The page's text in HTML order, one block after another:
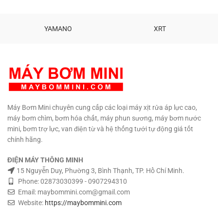
12V 2A trở lên. Bảo hành: 1
toàn và chất lượng.Hổ trợ kỹ
thuật vĩnh viễn. TƯ VẤN KỸ
THUẬT – MUA HÀNG
0907294310 – 02873030399
định độ an toàn, chất lượng sản
YAMANO XRT
Máy Bơm Mini chuyên cung cấp các loại máy xịt rửa áp lực cao,
máy bơm chìm, bơm hóa chất, máy phun sương, máy bơm nước
mini, bơm trợ lực, van điện từ và hệ thống tưới tự động giá tốt
chính hãng.
ĐIỆN MÁY THÔNG MINH
15 Nguyễn Duy, Phường 3, Bình Thạnh, TP. Hồ Chí Minh.
Phone: 02873030399 - 0907294310
Email: maybommini.com@gmail.com
Website: https://maybommini.com